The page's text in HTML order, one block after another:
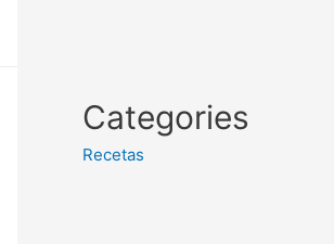
Categories
Recetas